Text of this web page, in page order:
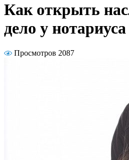
Как открыть
дело у нотариуса
Просмотров 2087